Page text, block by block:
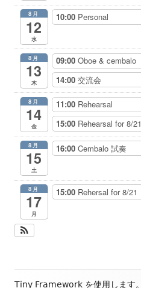
8月
12
水
10:00 Personal
8月
13
木
09:00 Oboe & cembalo
14:00 交流会
8月
14
金
11:00 Rehearsal
15:00 Rehearsal for 8/21
8月
15
土
16:00 Cembalo 試奏
8月
17
月
15:00 Rehersal for 8/21
フ
Tiny Framework を使用します。